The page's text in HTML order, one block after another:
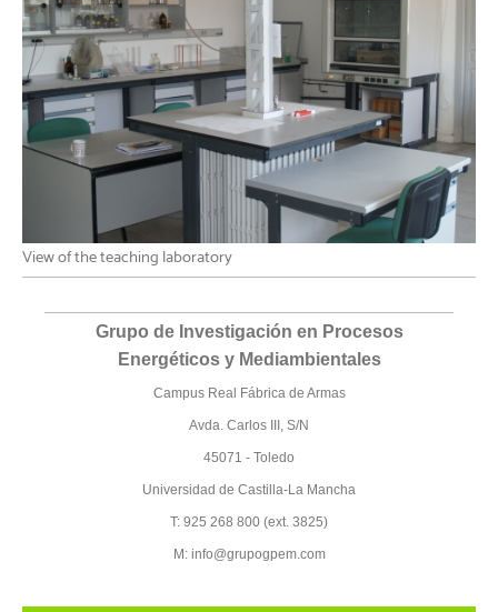
View of the teaching laboratory
Grupo de Investigación en Procesos
Energéticos y Mediambientales
Campus Real Fábrica de Armas
Avda. Carlos III, S/N
45071 - Toledo
Universidad de Castilla-La Mancha
T: 925 268 800 (ext. 3825)
M: info@grupogpem.com